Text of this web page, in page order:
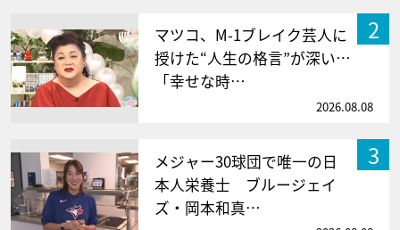
2
マツコ、M-1ブレイク芸人に
授けた“人生の格言”が深い…
「幸せな時…
2026.08.08
3
メジャー30球団で唯一の日
本人栄養士 ブルージェイ
ズ・岡本和真…